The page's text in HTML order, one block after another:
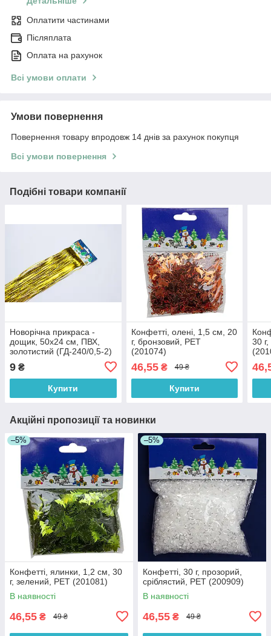
Оплатити частинами
Післяплата
Оплата на рахунок
Всі умови оплати
Умови повернення
Повернення товару впродовж 14 днів за рахунок покупця
Всі умови повернення
Подібні товари компанії
Новорічна прикраса -
дощик, 50x24 см, ПВХ,
золотистий (ГД-240/0,5-2)
9 ₴
Купити
Конфетті, олені, 1,5 см, 20
г, бронзовий, PET
(201074)
46,55₴ 49 ₴
Купити
30
Акційні пропозиції та новинки
–5%
Конфетті, ялинки, 1,2 см, 30
г, зелений, PET (201081)
В наявності
46,55 ₴ 49 ₴
–5%
Конфетті, 30 г, прозорий,
сріблястий, PET (200909)
В наявності
46,55 ₴ 49 ₴